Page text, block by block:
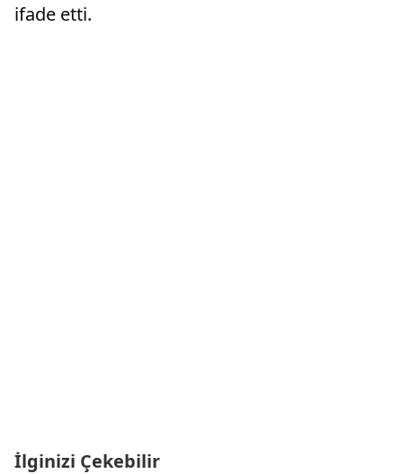
ifade etti.
İlginizi Çekebilir